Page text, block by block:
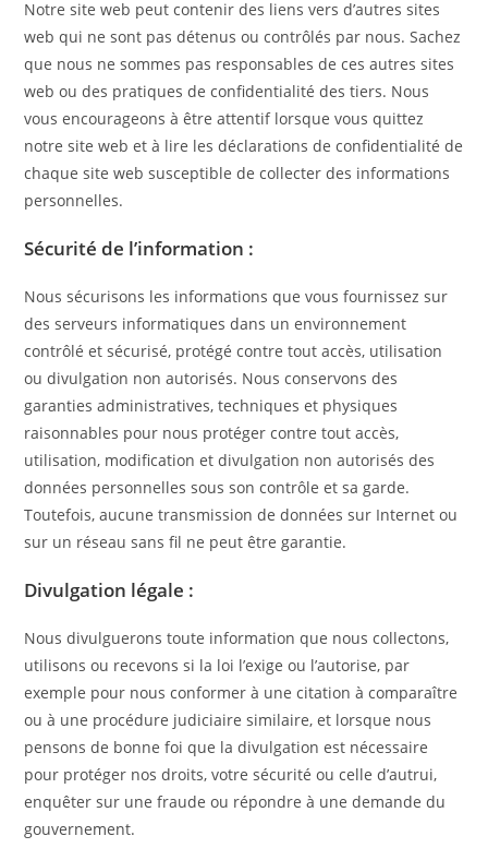
Notre site web peut contenir des liens vers d’autres sites
web qui ne sont pas détenus ou contrôlés par nous. Sachez
que nous ne sommes pas responsables de ces autres sites
web ou des pratiques de confidentialité des tiers. Nous
vous encourageons à être attentif lorsque vous quittez
notre site web et à lire les déclarations de confidentialité de
chaque site web susceptible de collecter des informations
personnelles.
Sécurité de l’information :
Nous sécurisons les informations que vous fournissez sur
des serveurs informatiques dans un environnement
contrôlé et sécurisé, protégé contre tout accès, utilisation
ou divulgation non autorisés. Nous conservons des
garanties administratives, techniques et physiques
raisonnables pour nous protéger contre tout accès,
utilisation, modification et divulgation non autorisés des
données personnelles sous son contrôle et sa garde.
Toutefois, aucune transmission de données sur Internet ou
sur un réseau sans fil ne peut être garantie.
Divulgation légale :
Nous divulguerons toute information que nous collectons,
utilisons ou recevons si la loi l’exige ou l’autorise, par
exemple pour nous conformer à une citation à comparaître
ou à une procédure judiciaire similaire, et lorsque nous
pensons de bonne foi que la divulgation est nécessaire
pour protéger nos droits, votre sécurité ou celle d’autrui,
enquêter sur une fraude ou répondre à une demande du
gouvernement.